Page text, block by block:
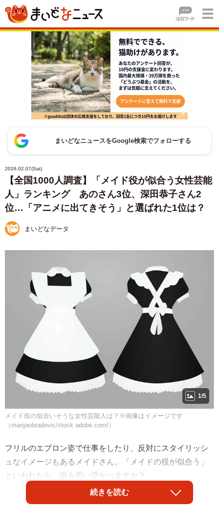
まいどなニュースをGoogle検索でフォローする
2026.02.07(Sat)
【全国1000人調査】「メイド役が似合う女性芸能
人」ランキング あのさん3位、深田恭子さん2
位…「アニメに出てきそう」と選ばれた1位は？
まいどなデータ
1/5
メイド役の似合いそうな女性芸能人は？※画像はイメージです
（marijaobradovic/stock.adobe.com/）
フリルのエプロン姿で仕事をしたり、反対にスタイリッシ
ュなイメージもあるメイドさん。「メイドの役が似合う」
といわれたら、誰を思い浮かべますか？
株式会社NEXERと秋葉原のメイドカフェMAID MADEが調
続きを読む